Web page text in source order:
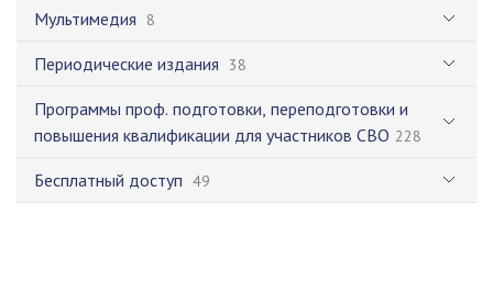
Мультимедия 8
Периодические издания 38
Программы проф. подготовки, переподготовки и
повышения квалификации для участников СВО 228
Бесплатный доступ 49